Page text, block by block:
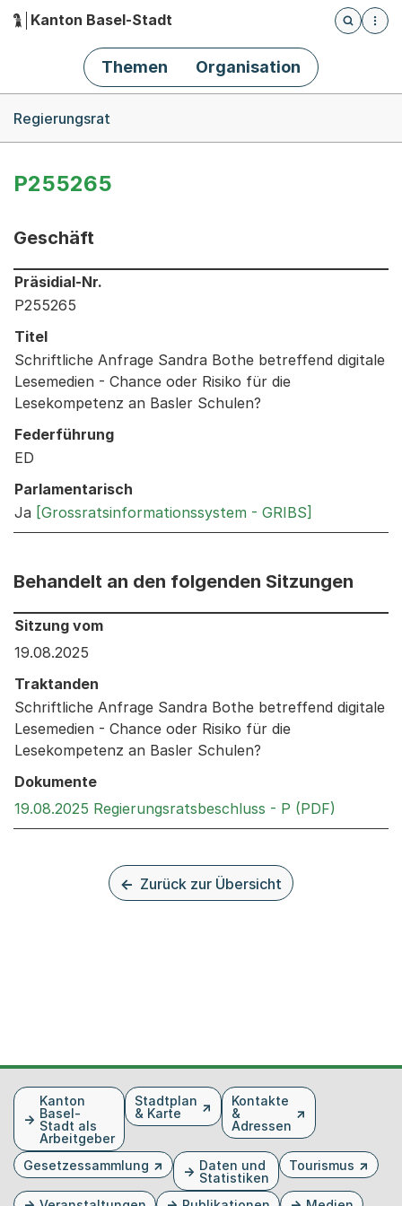
Hauptnavigation
Kanton Basel-Stadt
Öffnet
Themen Organisation
Regierungsrat
P255265
Geschäft
Informationen zum Ausgewählten Geschäft
Präsidial-Nr.
P255265
Titel
Schriftliche Anfrage Sandra Bothe betreffend digitale
Lesemedien - Chance oder Risiko für die
Lesekompetenz an Basler Schulen?
Federführung
ED
Parlamentarisch
Ja [Grossratsinformationssystem - GRIBS]
Behandelt an den folgenden Sitzungen
Behandelt an den folgenden Sitzungen: Informationen
Sitzung vom
19.08.2025
Traktanden
Schriftliche Anfrage Sandra Bothe betreffend digitale
Lesemedien - Chance oder Risiko für die
Lesekompetenz an Basler Schulen?
Dokumente
19.08.2025 Regierungsratsbeschluss - P (PDF)
Zurück zur Übersicht
FusszeileKanton
Basel-
Stadt als
Arbeitgeber
Stadtplan
& Karte
Kontakte
&
Adressen
Gesetzessammlung
Daten und
Statistiken
Tourismus